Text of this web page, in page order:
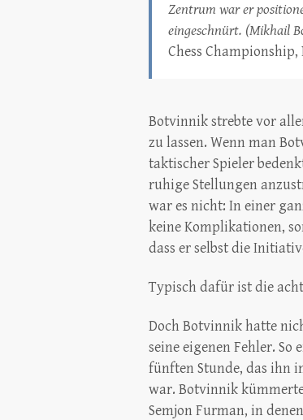
Zentrum war er
eingeschnürt. (Mikhail
Chess Championship,
Botvinnik strebte vor
zu lassen. Wenn man
taktischer Spieler
ruhige Stellungen
war es nicht: In einer
keine Komplikationen,
dass er selbst die
Typisch dafür ist die
Doch Botvinnik hatte
seine eigenen Fehler.
fünften Stunde, das ihn
war. Botvinnik
Semjon Furman, in